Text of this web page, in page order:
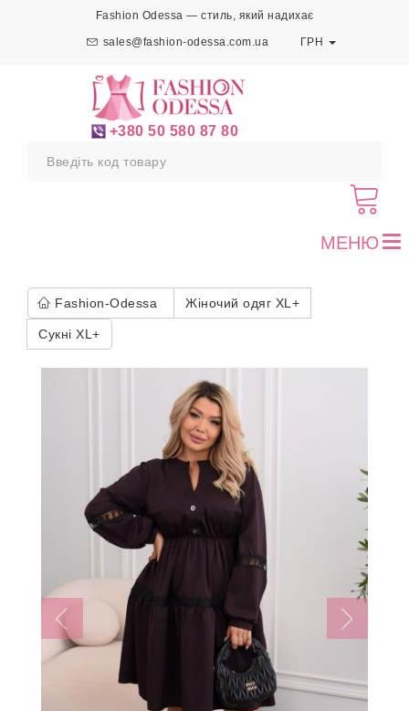
Fashion Odessa — стиль, який надихає
sales@fashion-odessa.com.ua ГРН
+380 50 580 87 80
МЕНЮ
Fashion-Odessa Жіночий одяг XL+
Сукні XL+